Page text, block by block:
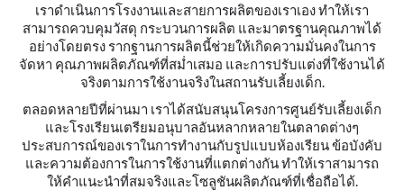
เราดำเนินการโรงงานและสายการผลิตของเราเอง ทำให้เรา
สามารถควบคุมวัสดุ กระบวนการผลิต และมาตรฐานคุณภาพได้
อย่างโดยตรง รากฐานการผลิตนี้ช่วยให้เกิดความมั่นคงในการ
จัดหา คุณภาพผลิตภัณฑ์ที่สม่ำเสมอ และการปรับแต่งที่ใช้งานได้
จริงตามการใช้งานจริงในสถานรับเลี้ยงเด็ก.
ตลอดหลายปีที่ผ่านมา เราได้สนับสนุนโครงการศูนย์รับเลี้ยงเด็ก
และโรงเรียนเตรียมอนุบาลอันหลากหลายในตลาดต่างๆ
ประสบการณ์ของเราในการทำงานกับรูปแบบห้องเรียน ข้อบังคับ
และความต้องการในการใช้งานที่แตกต่างกัน ทำให้เราสามารถ
ให้คำแนะนำที่สมจริงและโซลูชันผลิตภัณฑ์ที่เชื่อถือได้.